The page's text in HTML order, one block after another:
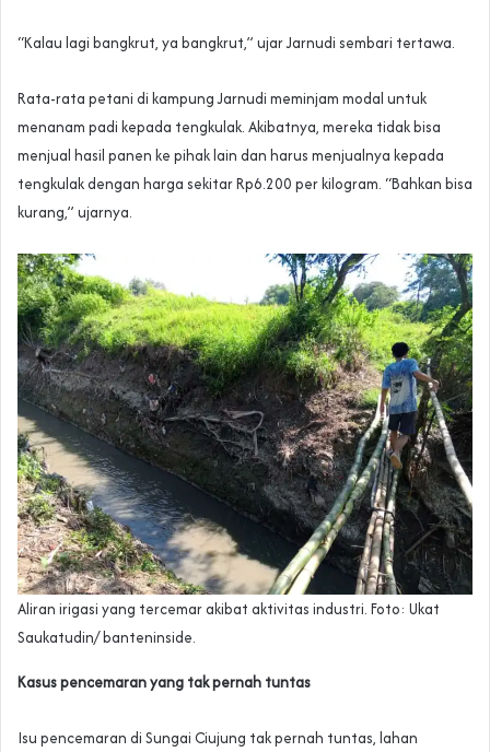
“Kalau lagi bangkrut, ya bangkrut,” ujar Jarnudi sembari tertawa.
Rata-rata petani di kampung Jarnudi meminjam modal untuk
menanam padi kepada tengkulak. Akibatnya, mereka tidak bisa
menjual hasil panen ke pihak lain dan harus menjualnya kepada
tengkulak dengan harga sekitar Rp6.200 per kilogram. “Bahkan bisa
kurang,” ujarnya.
Aliran irigasi yang tercemar akibat aktivitas industri. Foto: Ukat
Saukatudin/ banteninside.
Kasus pencemaran yang tak pernah tuntas
Isu pencemaran di Sungai Ciujung tak pernah tuntas, lahan